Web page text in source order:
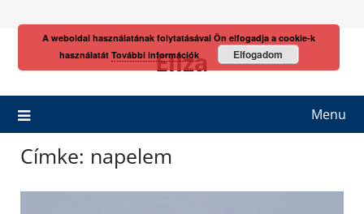
Eliza
Menu
Címke: napelem
A weboldal használatának folytatásával Ön elfogadja a cookie-k
használatát További információk Elfogadom